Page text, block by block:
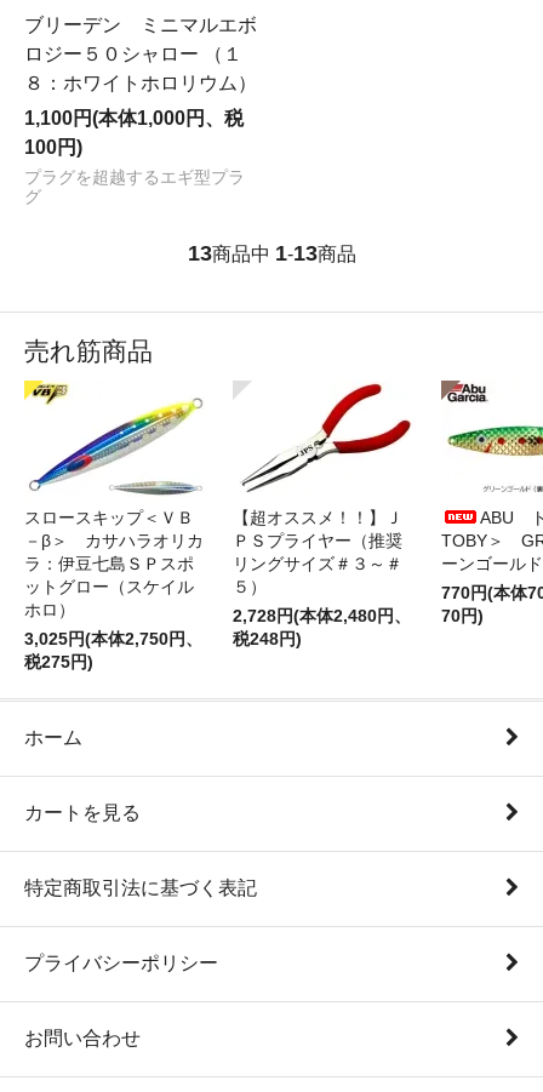
ブリーデン ミニマルエボ
ロジー５０シャロー （１
８：ホワイトホロリウム）
1,100円(本体1,000円、税
100円)
プラグを超越するエギ型プラ
グ
13商品中 1-13商品
売れ筋商品
スロースキップ＜ＶＢ
－β＞ カサハラオリカ
ラ：伊豆七島ＳＰスポ
ットグロー（スケイル
ホロ）
3,025円(本体2,750円、
税275円)
【超オススメ！！】Ｊ
ＰＳプライヤー（推奨
リングサイズ＃３～＃
５）
2,728円(本体2,480円、
税248円)
ABU
TOBY＞
ーンゴールド
770円(本体
70円)
ホーム
カートを見る
特定商取引法に基づく表記
プライバシーポリシー
お問い合わせ